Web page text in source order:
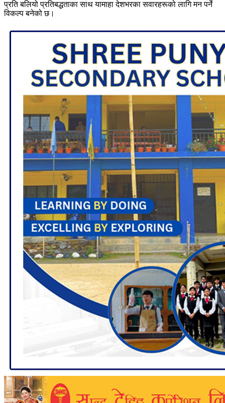
प्रति बलियो प्रतिबद्धताका साथ यामाहा देशभरका सवारहरूको लागि मन पर्ने
विकल्प बनेको छ।